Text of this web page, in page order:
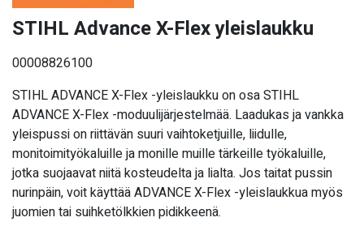
STIHL Advance X-Flex yleislaukku
00008826100
STIHL ADVANCE X-Flex -yleislaukku on osa STIHL
ADVANCE X-Flex -moduulijärjestelmää. Laadukas ja vankka
yleispussi on riittävän suuri vaihtoketjuille, liidulle,
monitoimityökaluille ja monille muille tärkeille työkaluille,
jotka suojaavat niitä kosteudelta ja lialta. Jos taitat pussin
nurinpäin, voit käyttää ADVANCE X-Flex -yleislaukkua myös
juomien tai suihketölkkien pidikkeenä.